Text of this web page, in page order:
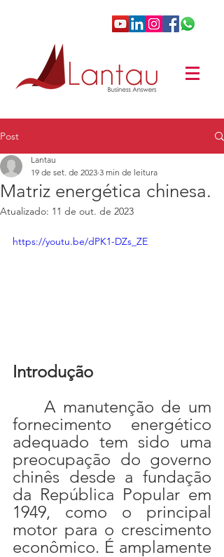
Post
Matriz energética chinesa.
Lantau
19 de set. de 2023 3 min de leitura
Atualizado: 11 de out. de 2023
https://youtu.be/dPK1-DZs_ZE
Introdução
fornecimento energético
adequado tem sido uma
preocupação do governo
chinês desde a fundação
da República Popular em
1949, como o principal
motor para o crescimento
econômico. É amplamente